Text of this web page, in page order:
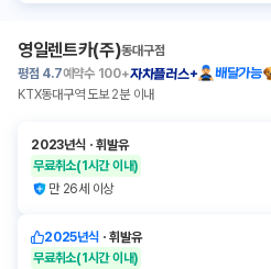
영일렌트카(주)동대구점
평점 4.7예약수 100+자차플러스+ 배달가능
KTX동대구역 도보 2분 이내
2023년식 ㆍ휘발유
무료취소(1시간 이내)
만 26세 이상
2025년식 ㆍ휘발유
무료취소(1시간 이내)